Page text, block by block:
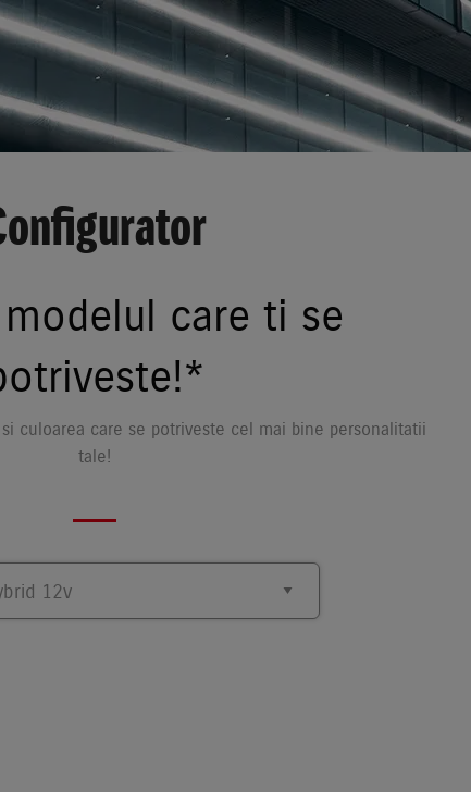
modelul care ti se
culoarea care se potriveste cel mai bine personalitatii
tale!